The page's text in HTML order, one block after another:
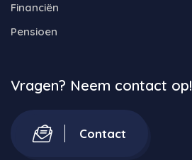
Financiën
Pensioen
Vragen? Neem contact op!
Contact